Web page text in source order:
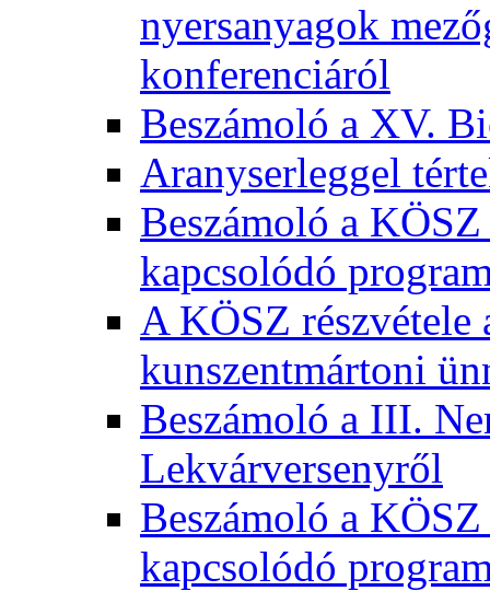
nyersanyagok
konferenciáról
Beszámoló a XV.
Aranyserleggel
Beszámoló a
kapcsolódó
A KÖSZ részvétele
kunszentmártoni
Beszámoló a III.
Lekvárversenyről
Beszámoló a
kapcsolódó